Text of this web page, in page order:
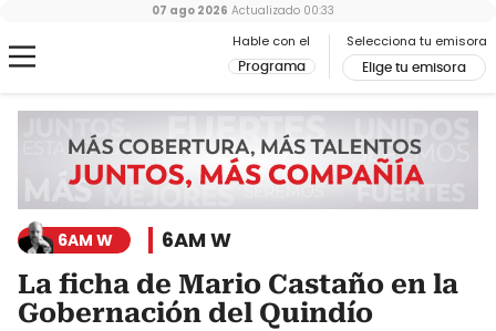
Hable con el
Programa
Selecciona tu emisora
Elige tu emisora
07 ago 2026 Actualizado 00:33
6AM W 6AM W
La ficha de Mario Castaño en la
Gobernación del Quindío